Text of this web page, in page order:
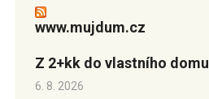
www.mujdum.cz
Z 2+kk do vlastního domu
6. 8. 2026